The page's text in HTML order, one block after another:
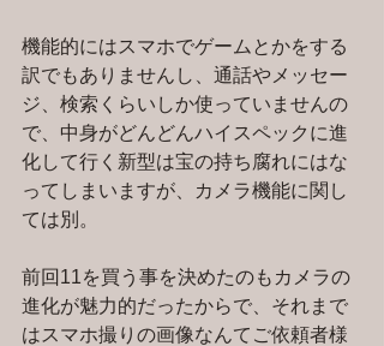
機能的にはスマホでゲームとかをする
訳でもありませんし、通話やメッセー
ジ、検索くらいしか使っていませんの
で、中身がどんどんハイスペックに進
化して行く新型は宝の持ち腐れにはな
ってしまいますが、カメラ機能に関し
ては別。
前回11を買う事を決めたのもカメラの
進化が魅力的だったからで、それまで
はスマホ撮りの画像なんてご依頼者様